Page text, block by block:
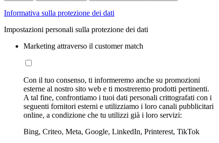
Informativa sulla protezione dei dati
Impostazioni personali sulla protezione dei dati
Marketing attraverso il customer match
Con il tuo consenso, ti informeremo anche su promozioni
esterne al nostro sito web e ti mostreremo prodotti pertinenti.
A tal fine, confrontiamo i tuoi dati personali crittografati con i
seguenti fornitori esterni e utilizziamo i loro canali pubblicitari
online, a condizione che tu utilizzi già i loro servizi:
Bing, Criteo, Meta, Google, LinkedIn, Printerest, TikTok